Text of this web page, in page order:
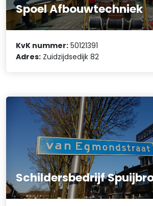
Spoel Afbouwtechniek
KvK nummer: 50121391
Adres: Zuidzijdsedijk 82
Schildersbedrijf